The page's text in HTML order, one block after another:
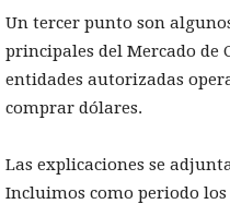
Un tercer punto son
principales del Mercado de
entidades autorizadas
comprar dólares.
Las explicaciones se
Incluimos como periodo